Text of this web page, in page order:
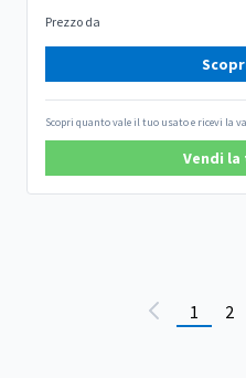
Prezzo da
Scopri quanto vale il tuo usato e ricevi la
Vendi
1 2